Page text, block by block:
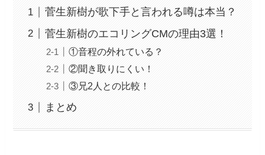
菅生新樹が歌下手と言われる噂は本当？
菅生新樹のエコリングCMの理由3選！
①音程の外れている？
②聞き取りにくい！
③兄2人との比較！
まとめ